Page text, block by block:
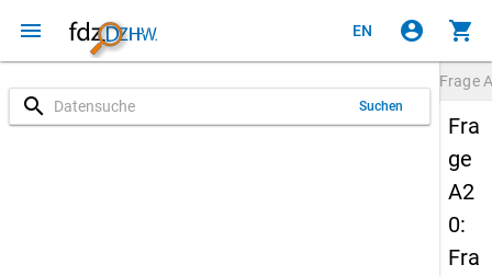
menu EN account_circle shopping_cart
search Suchen
Frage
Fra
ge
A2
0:
Fra